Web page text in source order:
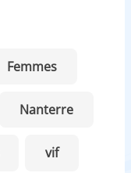
Femmes
Nanterre
vif